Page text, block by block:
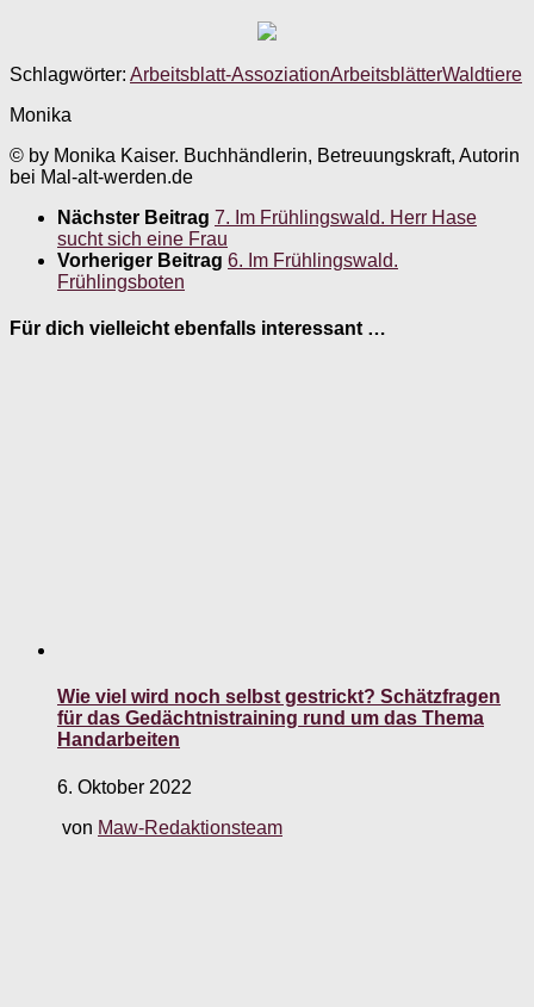
Schlagwörter: Arbeitsblatt-AssoziationArbeitsblätterWaldtiere
Monika
© by Monika Kaiser. Buchhändlerin, Betreuungskraft, Autorin
bei Mal-alt-werden.de
Nächster Beitrag 7. Im Frühlingswald. Herr Hase
sucht sich eine Frau
Vorheriger Beitrag 6. Im Frühlingswald.
Frühlingsboten
Für dich vielleicht ebenfalls interessant …
Wie viel wird noch selbst gestrickt? Schätzfragen
für das Gedächtnistraining rund um das Thema
Handarbeiten
6. Oktober 2022
von Maw-Redaktionsteam